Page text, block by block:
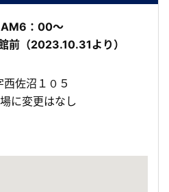
AM6：00～
前（2023.10.31より）
佐沼１０５
に変更はなし